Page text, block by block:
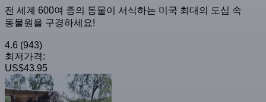
전 세계 600여 종의 동물이 서식하는 미국 최대의 도심 속
동물원을 구경하세요!
4.6 (943)
최저가격:
US$43.95